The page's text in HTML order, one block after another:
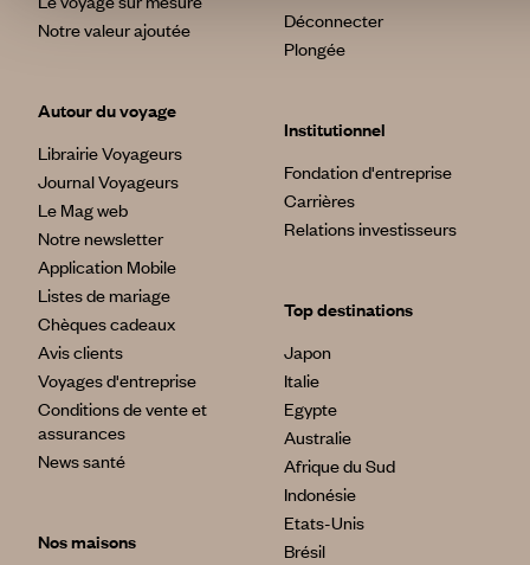
Notre valeur ajoutée
Autour du voyage
Librairie Voyageurs
Journal Voyageurs
Le Mag web
Notre newsletter
Application Mobile
Listes de mariage
Chèques cadeaux
Avis clients
Voyages d'entreprise
Conditions de vente et
assurances
News santé
Nos maisons
Déconnecter
Plongée
Institutionnel
Fondation d'entreprise
Carrières
Relations investisseurs
Top destinations
Japon
Italie
Egypte
Australie
Afrique du Sud
Indonésie
Etats-Unis
Brésil